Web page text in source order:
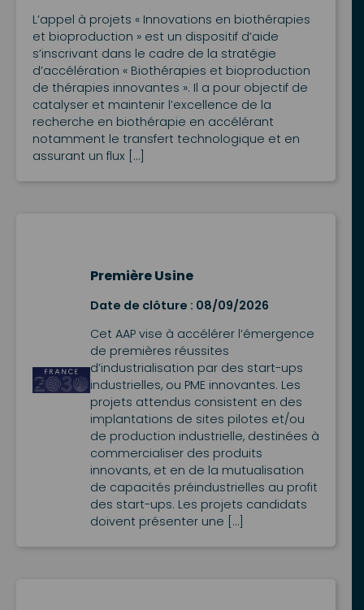
L’appel à projets « Innovations en biothérapies
et bioproduction » est un dispositif d’aide
s’inscrivant dans le cadre de la stratégie
d’accélération « Biothérapies et bioproduction
de thérapies innovantes ». Il a pour objectif de
catalyser et maintenir l’excellence de la
recherche en biothérapie en accélérant
notamment le transfert technologique et en
assurant un flux […]
Première Usine
Date de clôture : 08/09/2026
Cet AAP vise à accélérer l’émergence
de premières réussites
d’industrialisation par des start-ups
industrielles, ou PME innovantes. Les
projets attendus consistent en des
implantations de sites pilotes et/ou
de production industrielle, destinées à
commercialiser des produits
innovants, et en de la mutualisation
de capacités préindustrielles au profit
des start-ups. Les projets candidats
doivent présenter une […]